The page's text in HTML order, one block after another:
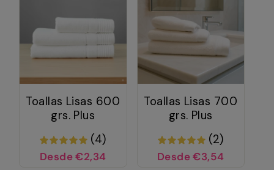
Toallas Lisas 600
grs. Plus
(4)
Desde €2,34
Toallas Lisas 700
grs. Plus
(2)
Desde €3,54